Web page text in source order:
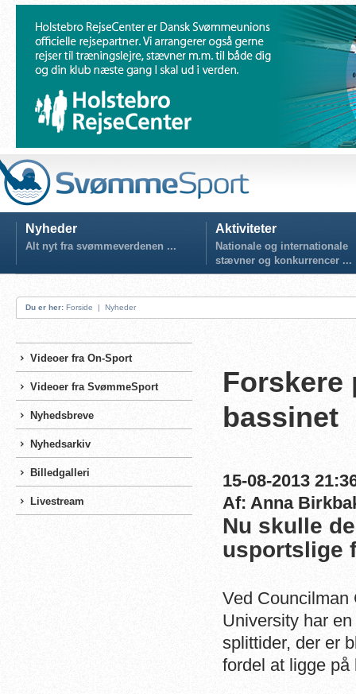
Nyheder
Alt nyt fra svømmeverdenen ...
Aktiviteter
Nationale og internationale
stævner og konkurrencer ...
Du er her: Forside | Nyheder
Videoer fra On-Sport
Videoer fra SvømmeSport
Nyhedsbreve
Nyhedsarkiv
Billedgalleri
Livestream
Forskere
bassinet
15-08-2013
Af: Anna
Nu skulle
usportslige
Ved Councilman
University har
splittider, der er
fordel at ligge